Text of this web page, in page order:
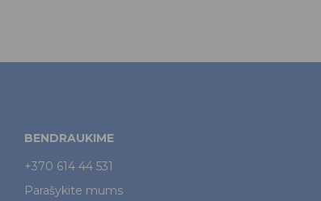
BENDRAUKIME
+370 614 44 531
Parašykite mums